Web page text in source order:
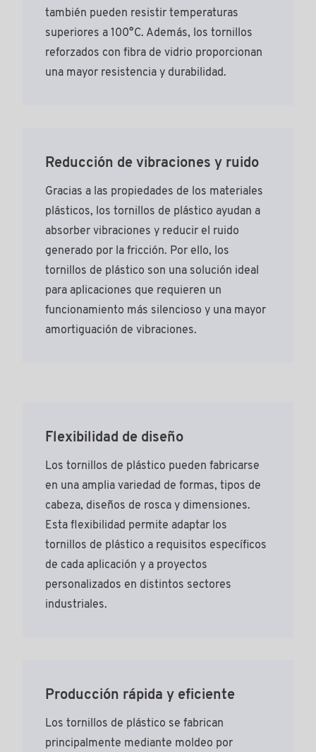
también pueden resistir temperaturas
superiores a 100°C. Además, los tornillos
reforzados con fibra de vidrio proporcionan
una mayor resistencia y durabilidad.
Reducción de vibraciones y ruido
Gracias a las propiedades de los materiales
plásticos, los tornillos de plástico ayudan a
absorber vibraciones y reducir el ruido
generado por la fricción. Por ello, los
tornillos de plástico son una solución ideal
para aplicaciones que requieren un
funcionamiento más silencioso y una mayor
amortiguación de vibraciones.
Flexibilidad de diseño
Los tornillos de plástico pueden fabricarse
en una amplia variedad de formas, tipos de
cabeza, diseños de rosca y dimensiones.
Esta flexibilidad permite adaptar los
tornillos de plástico a requisitos específicos
de cada aplicación y a proyectos
personalizados en distintos sectores
industriales.
Producción rápida y eficiente
Los tornillos de plástico se fabrican
principalmente mediante moldeo por